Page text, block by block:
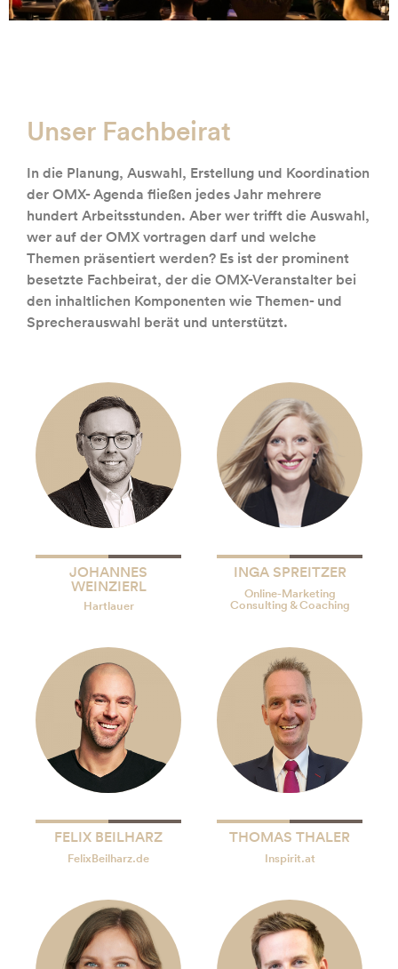
Unser Fachbeirat
In die Planung, Auswahl, Erstellung und Koordination
der OMX- Agenda fließen jedes Jahr mehrere
hundert Arbeitsstunden. Aber wer trifft die Auswahl,
wer auf der OMX vortragen darf und welche
Themen präsentiert werden? Es ist der prominent
besetzte Fachbeirat, der die OMX-Veranstalter bei
den inhaltlichen Komponenten wie Themen- und
Sprecherauswahl berät und unterstützt.
JOHANNES
WEINZIERL
Hartlauer
INGA SPREITZER
Online-Marketing
Consulting & Coaching
FELIX BEILHARZ
FelixBeilharz.de
THOMAS THALER
Inspirit.at